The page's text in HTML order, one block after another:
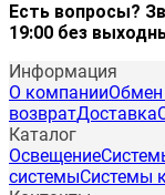
Есть вопросы?
19:00 без
Информация
О компанииОбмен
возвратДоставка
Каталог
Освещение
системыСистемы